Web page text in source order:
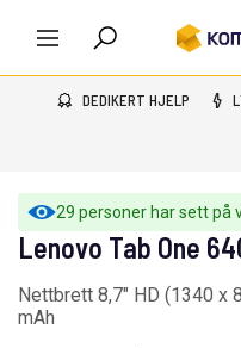
DEDIKERT HJELP
29 personer har sett på
Lenovo Tab One
Nettbrett 8,7" HD (1340 x
mAh